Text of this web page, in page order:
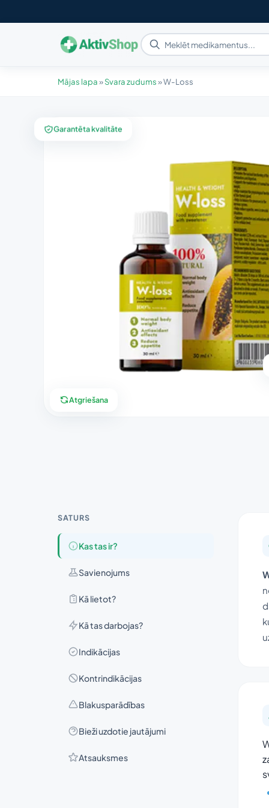
Mājas lapa»Svara zudums»W-Loss
Garantēta kvalitāte
Atgriešana
SATURS
Kas tas ir?
Savienojums
Kā lietot?
Kā tas darbojas?
Indikācijas
Kontrindikācijas
Blakusparādības
Bieži uzdotie jautājumi
Atsauksmes